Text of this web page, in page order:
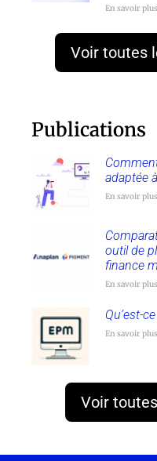
En savoir
Voir toutes
Publications
adaptée
En savoir
outil de
finance
En savoir
Qu’est-
En savoir
Voir